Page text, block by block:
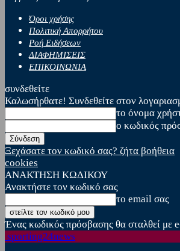
Όροι χρήσης
Πολιτική Απορρήτου
Ροή Ειδήσεων
ΔΙΑΦΗΜΙΣΕΙΣ
ΕΠΙΚΟΙΝΩΝΙΑ
συνδεθείτε
Καλωσήρθατε! Συνδεθείτε στον
το όνομα
ο κωδικός
Ξεχάσατε τον κωδικό σας? ζήτα βοήθεια
cookies
ΑΝΑΚΤΗΣΗ ΚΩΔΙΚΟΥ
Ανακτήστε τον κωδικό σας
το email σας
Ένας κωδικός πρόσβασης θα σταλθεί με
sporting24news